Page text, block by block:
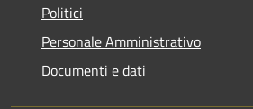
Politici
Personale Amministrativo
Documenti e dati